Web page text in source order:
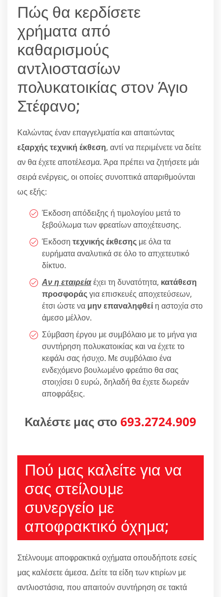
Πώς θα κερδίσετε
χρήματα από
καθαρισμούς
αντλιοστασίων
πολυκατοικίας στον Άγιο
Στέφανο;
Καλώντας έναν επαγγελματία και απαιτώντας
εξαρχής τεχνική έκθεση, αντί να περιμένετε να δείτε
αν θα έχετε αποτέλεσμα. Άρα πρέπει να ζητήσετε μάι
σειρά ενέργεις, οι οποίες συνοπτικά απαριθμούνται
ως εξής:
Έκδοση απόδειξης ή τιμολογίου μετά το
ξεβούλωμα των φρεατίων αποχέτευσης.
Έκδοση τεχνικής έκθεσης με όλα τα
ευρήματα αναλυτικά σε όλο το απχετευτικό
δίκτυο.
Αν η εταιρείαέχει τη δυνατότητα, κατάθεση
προσφοράςγια επισκευές αποχετεύσεων,
έτσι ώστε να μην επαναληφθεί η αστοχία στο
άμεσο μέλλον.
Σύμβαση έργου με συμβόλαιο με το μήνα για
συντήρηση πολυκατοικίας και να έχετε το
κεφάλι σας ήσυχο. Με συμβόλαιο ένα
ενδεχόμενο βουλωμένο φρεάτιο θα σας
στοιχίσει 0 ευρώ, δηλαδή θα έχετε δωρεάν
αποφράξεις.
Καλέστε μας στο 693.2724.909
Πού μας καλείτε για να
σας στείλουμε
συνεργείο με
αποφρακτικό όχημα;
Στέλνουμε αποφρακτικά οχήματα οπουδήποτε εσείς
μας καλέσετε άμεσα. Δείτε τα είδη των κτιρίων με
αντλιοστάσια, που απαιτούν συντήρηση σε τακτά